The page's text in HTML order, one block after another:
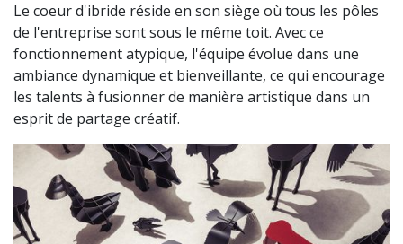
Le coeur d'ibride réside en son siège où tous les pôles
de l'entreprise sont sous le même toit. Avec ce
fonctionnement atypique, l'équipe évolue dans une
ambiance dynamique et bienveillante, ce qui encourage
les talents à fusionner de manière artistique dans un
esprit de partage créatif.